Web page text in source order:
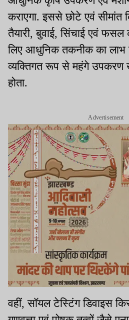
कराएगा. इससे छोटे एवं सीमांत
तैयारी, बुवाई, सिंचाई एवं
लिए आधुनिक तकनीक का लाभ
व्यक्तिगत रूप से महंगे उपकरण
होता.
Advertisement
वहीं, सॉयल टेस्टिंग डिवाइस